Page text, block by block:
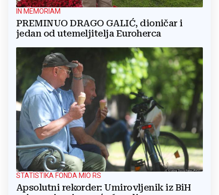
IN MEMORIAM
PREMINUO DRAGO GALIĆ, dioničar i
jedan od utemeljitelja Euroherca
STATISTIKA FONDA MIO RS
Apsolutni rekorder: Umirovljenik iz BiH